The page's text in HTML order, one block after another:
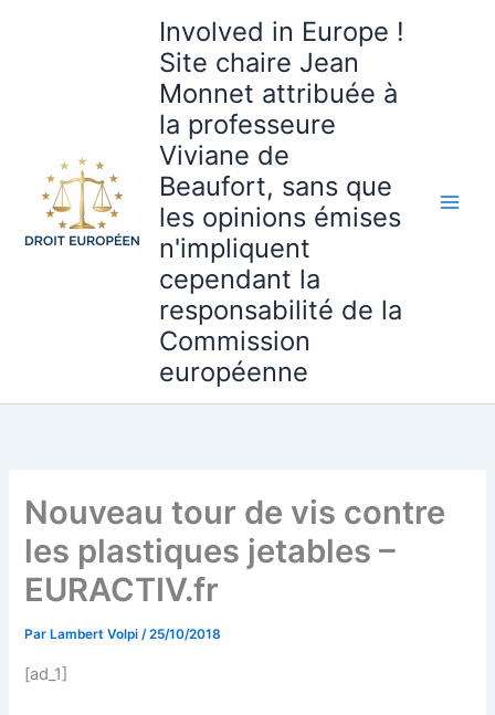
Involved in Europe !
Site chaire Jean
Monnet attribuée à
la professeure
Viviane de
Beaufort, sans que
les opinions émises
n'impliquent
cependant la
responsabilité de la
Commission
européenne
Nouveau tour de vis contre
les plastiques jetables –
EURACTIV.fr
Par Lambert Volpi/25/10/2018
[ad_1]